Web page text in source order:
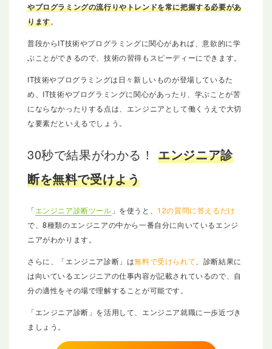
やプログラミングの流行りやトレンドを常に把握する必要があ
ります。
普段からIT技術やプログラミングに関心があれば、意欲的に学
ぶことができるので、技術の習得もスピーディーにできます。
IT技術やプログラミングは日々新しいものが登場しているた
め、IT技術やプログラミングに関心があったり、学ぶことが苦
にならなかったりする点は、エンジニアとして働くうえで大切
な要素だといえるでしょう。
30秒で結果がわかる！エンジニア診
断を無料で受けよう
「エンジニア診断ツール 」を使うと、 12の質問に答えるだけ
で、8種類のエンジニアの中から一番自分に向いているエンジ
ニアがわかります。
さらに、「エンジニア診断」は無料で受けられて 、診断結果に
は向いているエンジニアの仕事内容が記載されているので、自
分の適性をその場で理解することが可能です。
「エンジニア診断」を活用して、エンジニア就職に一歩近づき
ましょう。